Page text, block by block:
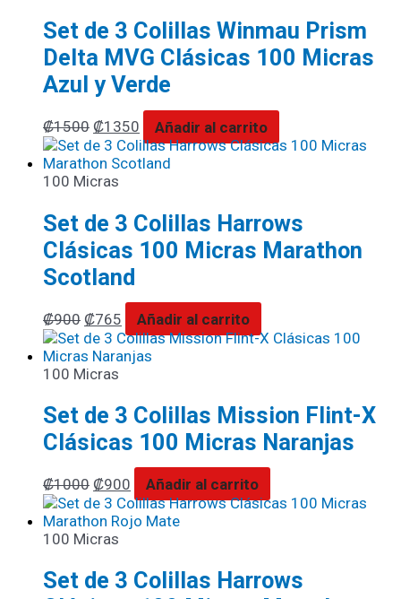
Set de 3 Colillas Winmau Prism
Delta MVG Clásicas 100 Micras
Azul y Verde
₡1500 ₡1350 Añadir al carrito
100 Micras
Set de 3 Colillas Harrows
Clásicas 100 Micras Marathon
Scotland
₡900 ₡765 Añadir al carrito
100 Micras
Set de 3 Colillas Mission Flint-X
Clásicas 100 Micras Naranjas
₡1000 ₡900 Añadir al carrito
100 Micras
Set de 3 Colillas Harrows